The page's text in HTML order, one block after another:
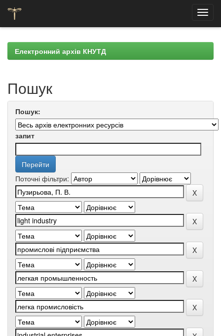
navigationЕлектронний архів КНУТД
Пошук
Пошук:
запит
Поточні фільтри: